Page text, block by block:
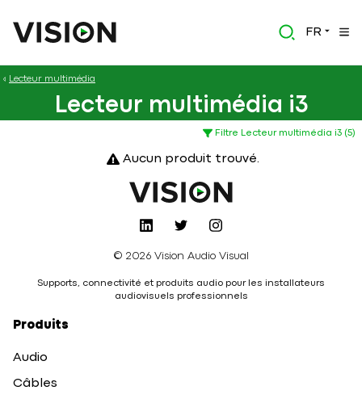
FR
Lecteur multimédia
Lecteur multimédia i3
Filtre Lecteur multimédia i3 (5)
Aucun produit trouvé.
© 2026 Vision Audio Visual
Supports, connectivité et produits audio pour les installateurs
audiovisuels professionnels
Produits
Audio
Câbles